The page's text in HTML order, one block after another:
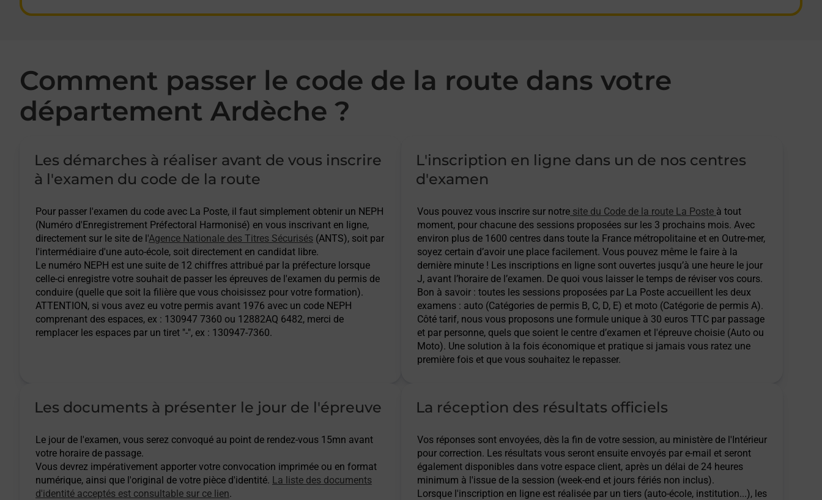
Comment passer le code de la route dans votre
département Ardèche ?
Les démarches à réaliser avant de vous inscrire
à l'examen du code de la route
Pour passer l'examen du code avec La Poste, il faut simplement obtenir un NEPH
(Numéro d'Enregistrement Préfectoral Harmonisé) en vous inscrivant en ligne,
directement sur le site de l'Agence Nationale des Titres Sécurisés (ANTS), soit par
l'intermédiaire d'une auto-école, soit directement en candidat libre.
Le numéro NEPH est une suite de 12 chiffres attribué par la préfecture lorsque
celle-ci enregistre votre souhait de passer les épreuves de l'examen du permis de
conduire (quelle que soit la filière que vous choisissez pour votre formation).
ATTENTION, si vous avez eu votre permis avant 1976 avec un code NEPH
comprenant des espaces, ex : 130947 7360 ou 12882AQ 6482, merci de
remplacer les espaces par un tiret "-", ex : 130947-7360.
L'inscription en ligne dans un de nos centres
d'examen
Vous pouvez vous inscrire sur notre site du Code de la route La Poste à tout
moment, pour chacune des sessions proposées sur les 3 prochains mois. Avec
environ plus de 1600 centres dans toute la France métropolitaine et en Outre-mer,
soyez certain d’avoir une place facilement. Vous pouvez même le faire à la
dernière minute ! Les inscriptions en ligne sont ouvertes jusqu’à une heure le jour
J, avant l’horaire de l’examen. De quoi vous laisser le temps de réviser vos cours.
Bon à savoir : toutes les sessions proposées par La Poste accueillent les deux
examens : auto (Catégories de permis B, C, D, E) et moto (Catégorie de permis A).
Côté tarif, nous vous proposons une formule unique à 30 euros TTC par passage
et par personne, quels que soient le centre d’examen et l'épreuve choisie (Auto ou
Moto). Une solution à la fois économique et pratique si jamais vous ratez une
première fois et que vous souhaitez le repasser.
Les documents à présenter le jour de l'épreuve
Le jour de l'examen, vous serez convoqué au point de rendez-vous 15mn avant
votre horaire de passage.
Vous devrez impérativement apporter votre convocation imprimée ou en format
numérique, ainsi que l'original de votre pièce d'identité. La liste des documents
d'identité acceptés est consultable sur ce lien.
La réception des résultats officiels
Vos réponses sont envoyées, dès la fin de votre session, au ministère de l'Intérieur
pour correction. Les résultats vous seront ensuite envoyés par e-mail et seront
également disponibles dans votre espace client, après un délai de 24 heures
minimum à l'issue de la session (week-end et jours fériés non inclus).
Lorsque l'inscription en ligne est réalisée par un tiers (auto-école, institution...), les